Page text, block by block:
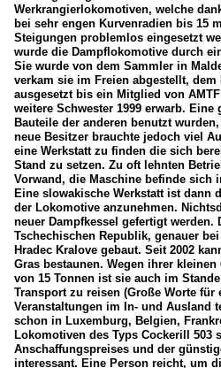
Werkrangierlokomotiven, welche
bei sehr engen Kurvenradien bis 15
Steigungen problemlos eingesetzt
wurde die Dampflokomotive durch
Sie wurde von dem Sammler in
verkam sie im Freien abgestellt, dem
ausgesetzt bis ein Mitglied von
weitere Schwester 1999 erwarb.
Bauteile der anderen benutzt
neue Besitzer brauchte jedoch viel
eine Werkstatt zu finden die sich
Stand zu setzen. Zu oft lehnten
Vorwand, die Maschine befinde sich
Eine slowakische Werkstatt ist dann
der Lokomotive anzunehmen.
neuer Dampfkessel gefertigt werden.
Tschechischen Republik, genauer
Hradec Kralove gebaut. Seit 2002
Gras bestaunen. Wegen ihrer
von 15 Tonnen ist sie auch im
Transport zu reisen (Große Worte
Veranstaltungen im In- und Ausland
schon in Luxemburg, Belgien,
Lokomotiven des Typs Cockerill 503
Anschaffungspreises und der
interessant. Eine Person reicht, um